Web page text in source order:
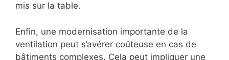
mis sur la table.
Enfin, une modernisation importante de la
ventilation peut s’avérer coûteuse en cas de
bâtiments complexes. Cela peut impliquer une